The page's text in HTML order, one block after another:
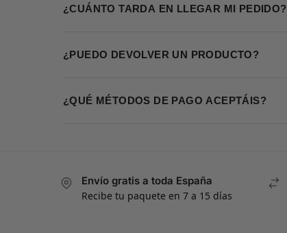
¿CUÁNTO TARDA EN LLEGAR MI PEDIDO?
¿PUEDO DEVOLVER UN PRODUCTO?
¿QUÉ MÉTODOS DE PAGO ACEPTÁIS?
Envío gratis a toda España
Recibe tu paquete en 7 a 15 días